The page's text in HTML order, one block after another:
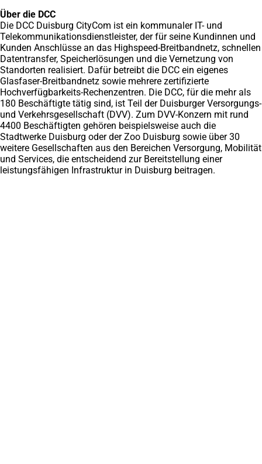
Über die DCC
Die DCC Duisburg CityCom ist ein kommunaler IT- und
Telekommunikationsdienstleister, der für seine Kundinnen und
Kunden Anschlüsse an das Highspeed-Breitbandnetz, schnellen
Datentransfer, Speicherlösungen und die Vernetzung von
Standorten realisiert. Dafür betreibt die DCC ein eigenes
Glasfaser-Breitbandnetz sowie mehrere zertifizierte
Hochverfügbarkeits-Rechenzentren. Die DCC, für die mehr als
180 Beschäftigte tätig sind, ist Teil der Duisburger Versorgungs-
und Verkehrsgesellschaft (DVV). Zum DVV-Konzern mit rund
4400 Beschäftigten gehören beispielsweise auch die
Stadtwerke Duisburg oder der Zoo Duisburg sowie über 30
weitere Gesellschaften aus den Bereichen Versorgung, Mobilität
und Services, die entscheidend zur Bereitstellung einer
leistungsfähigen Infrastruktur in Duisburg beitragen.